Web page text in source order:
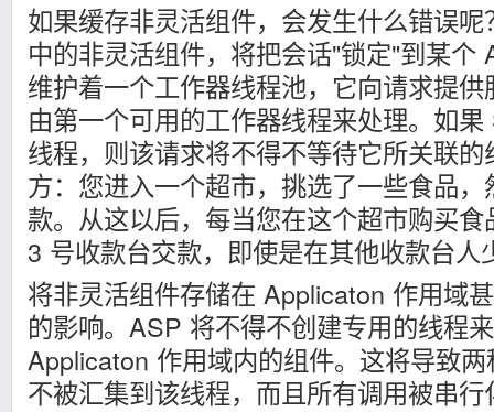
如果缓存非灵活组件，会发生什么错误
中的非灵活组件，将把会话"锁定"到某
维护着一个工作器线程池，它向请求提
由第一个可用的工作器线程来处理。如
线程，则该请求将不得不等待它所关联
方：您进入一个超市，挑选了一些食品
款。从这以后，每当您在这个超市购买
3 号收款台交款，即使是在其他收款台人
将非灵活组件存储在 Applicaton 作用域
的影响。ASP 将不得不创建专用的线程
Applicaton 作用域内的组件。这将导致
不被汇集到该线程，而且所有调用被串